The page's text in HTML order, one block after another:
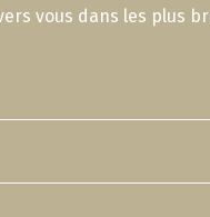
vous dans les plus